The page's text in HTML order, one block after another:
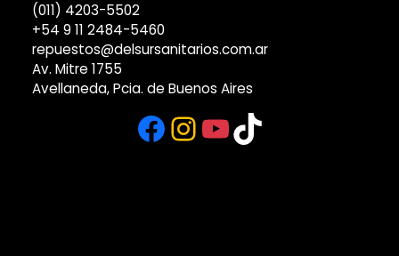
(011) 4203-5502
+54 9 11 2484-5460
repuestos@delsursanitarios.com.ar
Av. Mitre 1755
Avellaneda, Pcia. de Buenos Aires
Facebook
Instagram
YouTube
TikTok